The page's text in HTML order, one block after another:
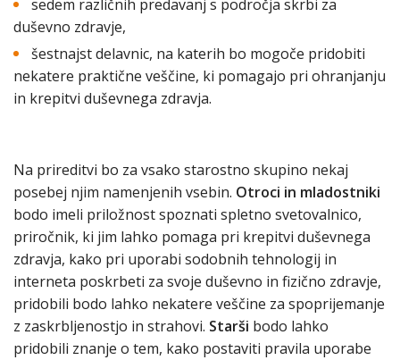
sedem različnih predavanj s področja skrbi za
duševno zdravje,
šestnajst delavnic, na katerih bo mogoče pridobiti
nekatere praktične veščine, ki pomagajo pri ohranjanju
in krepitvi duševnega zdravja.
Na prireditvi bo za vsako starostno skupino nekaj
posebej njim namenjenih vsebin. Otroci in mladostniki
bodo imeli priložnost spoznati spletno svetovalnico,
priročnik, ki jim lahko pomaga pri krepitvi duševnega
zdravja, kako pri uporabi sodobnih tehnologij in
interneta poskrbeti za svoje duševno in fizično zdravje,
pridobili bodo lahko nekatere veščine za spoprijemanje
z zaskrbljenostjo in strahovi. Starši bodo lahko
pridobili znanje o tem, kako postaviti pravila uporabe